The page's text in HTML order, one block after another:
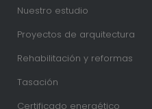
Nuestro estudio
Proyectos de arquitectura
Rehabilitación y reformas
Tasación
Certificado energético